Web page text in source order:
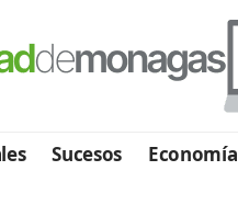
Sucesos Economía